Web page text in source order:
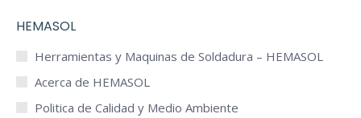
HEMASOL
Herramientas y Maquinas de Soldadura – HEMASOL
Acerca de HEMASOL
Politica de Calidad y Medio Ambiente